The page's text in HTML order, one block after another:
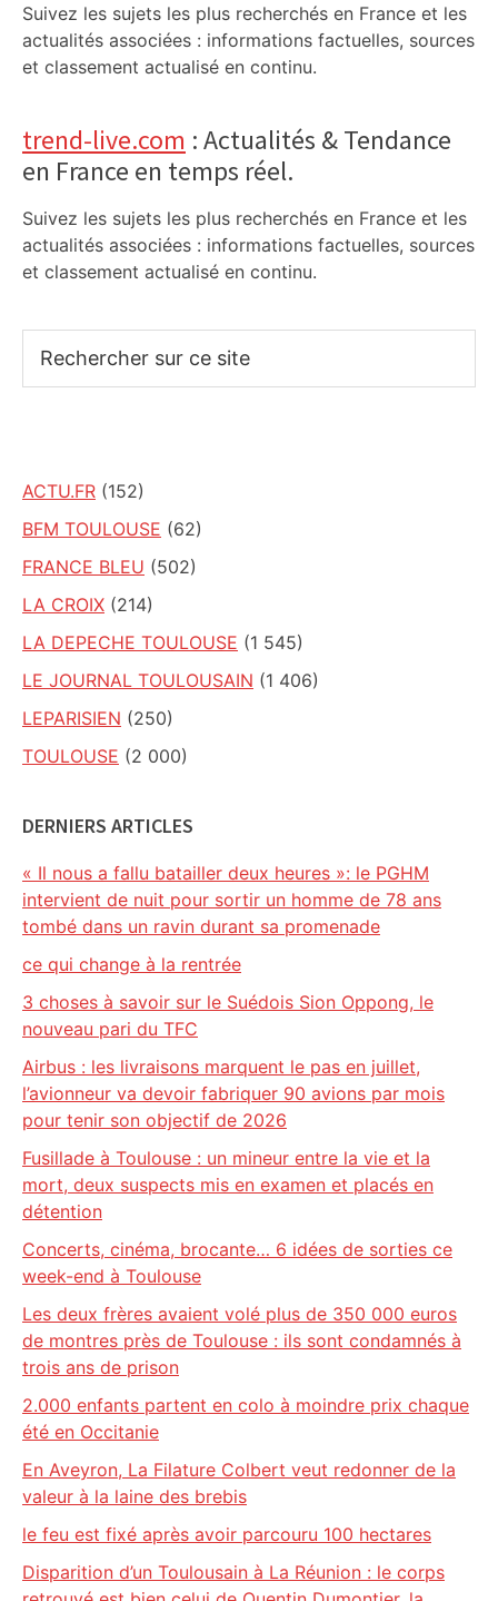
Suivez les sujets les plus recherchés en France et les
actualités associées : informations factuelles, sources
et classement actualisé en continu.
trend-live.com : Actualités & Tendance
en France en temps réel.
Suivez les sujets les plus recherchés en France et les
actualités associées : informations factuelles, sources
et classement actualisé en continu.
sur
ACTU.FR (152)
BFM TOULOUSE (62)
FRANCE BLEU (502)
LA CROIX (214)
LA DEPECHE TOULOUSE (1 545)
LE JOURNAL TOULOUSAIN (1 406)
LEPARISIEN (250)
TOULOUSE (2 000)
DERNIERS ARTICLES
« Il nous a fallu batailler deux heures »: le PGHM
intervient de nuit pour sortir un homme de 78 ans
tombé dans un ravin durant sa promenade
ce qui change à la rentrée
3 choses à savoir sur le Suédois Sion Oppong, le
nouveau pari du TFC
Airbus : les livraisons marquent le pas en juillet,
l’avionneur va devoir fabriquer 90 avions par mois
pour tenir son objectif de 2026
Fusillade à Toulouse : un mineur entre la vie et la
mort, deux suspects mis en examen et placés en
détention
Concerts, cinéma, brocante… 6 idées de sorties ce
week-end à Toulouse
Les deux frères avaient volé plus de 350 000 euros
de montres près de Toulouse : ils sont condamnés à
trois ans de prison
2.000 enfants partent en colo à moindre prix chaque
été en Occitanie
En Aveyron, La Filature Colbert veut redonner de la
valeur à la laine des brebis
le feu est fixé après avoir parcouru 100 hectares
Disparition d’un Toulousain à La Réunion : le corps